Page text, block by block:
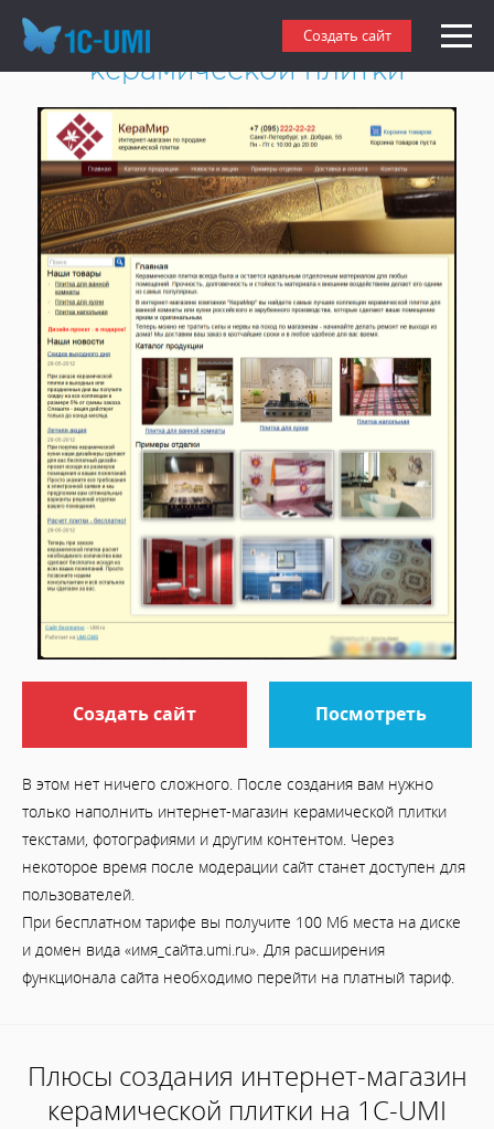
Создать сайт
Создать интернет-магазин
керамической плитки
Создать сайт Посмотреть
В этом нет ничего сложного. После создания вам нужно
только наполнить интернет-магазин керамической плитки
текстами, фотографиями и другим контентом. Через
некоторое время после модерации сайт станет доступен для
пользователей.
При бесплатном тарифе вы получите 100 Мб места на диске
и домен вида «имя_сайта.umi.ru». Для расширения
функционала сайта необходимо перейти на платный тариф.
Плюсы создания интернет-магазин
керамической плитки на 1С-UMI